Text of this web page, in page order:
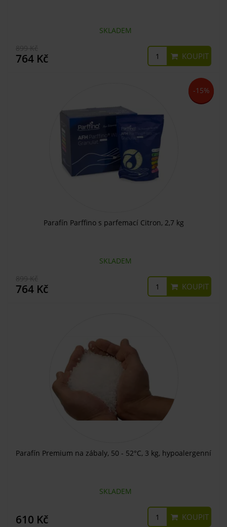
SKLADEM
764 Kč KOUPIT
-15%
Parafín Parffino s parfemací Citron, 2,7 kg
SKLADEM
764 Kč KOUPIT
Parafín Premium na zábaly, 50 - 52°C, 3 kg, hypoalergenní
SKLADEM
610 Kč KOUPIT